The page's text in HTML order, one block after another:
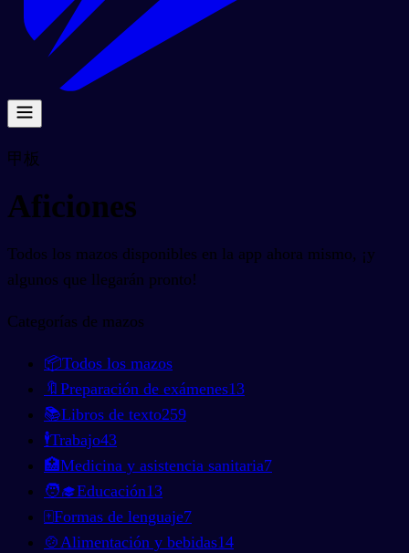
甲板
Aficiones
Todos los mazos disponibles en la app ahora mismo, ¡y
algunos que llegarán pronto!
Categorías de mazos
📦Todos los mazos
🔖 Preparación de exámenes13
📚Libros de texto259
🕴️Trabajo43
🏥Medicina y asistencia sanitaria7
🧑‍🎓Educación13
🀄Formas de lenguaje7
🍲Alimentación y bebidas14